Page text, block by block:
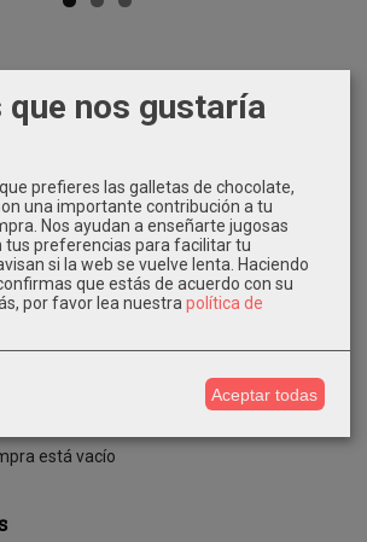
está vacío
nos gustaría
prefieres las galletas de chocolate,
una importante contribución a tu
Nos ayudan a enseñarte jugosas
tus preferencias para facilitar tu
si la web se vuelve lenta. Haciendo
que estás de acuerdo con su
por favor lea nuestra política de
Aceptar todas